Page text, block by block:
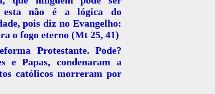
esta não é a lógica do
pois diz no Evangelho:
o fogo eterno (Mt 25, 41)
Protestante. Pode?
e Papas, condenaram a
católicos morreram por